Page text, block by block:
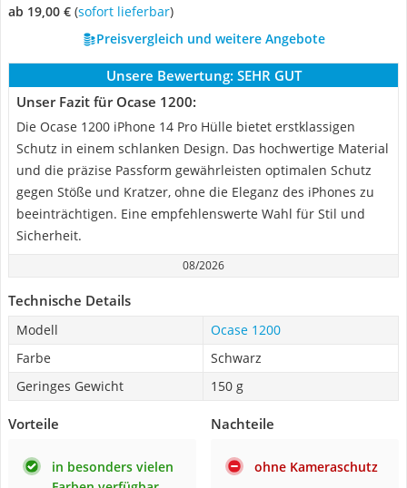
ab 19,00 € ( Sofort lieferbar)
Preisvergleich und weitere Angebote
Unsere Bewertung: SEHR GUT
Unser Fazit für Ocase 1200:
Die Ocase 1200 iPhone 14 Pro Hülle bietet erstklassigen
Schutz in einem schlanken Design. Das hochwertige Material
und die präzise Passform gewährleisten optimalen Schutz
gegen Stöße und Kratzer, ohne die Eleganz des iPhones zu
beeinträchtigen. Eine empfehlenswerte Wahl für Stil und
Sicherheit.
08/2026
Technische Details
Modell
Ocase 1200
Farbe
Schwarz
Geringes Gewicht
150 g
Vorteile
in besonders vielen
Nachteile
ohne Kameraschutz